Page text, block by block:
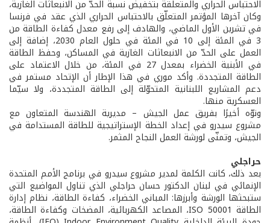
الاحتباس الحراري والمتعلقة بتخفيض نسبة الحدّ من الانبعاثات الغازية،
وكان آخرها المؤتمر المتعلّق بالاحتباس الحراري الذي عقد في فرنسا
في تشرين الأول الماضي، والهادف إلى رفع معدل كفاءة الطاقة من
3 في المئة إلى 10 في المئة في حلول العام 2030، إضافة إلى
العمل على الحدّ من الانبعاثات الغازية في المساكن، وحفظ الطاقة
في الأبنية الخضراء بمعدل 27 في المئة، من خلال الاعتماد على
الطاقة المتجددة. وأكد موري في هذا الإطار أن الإتحاد مستمر في
دعم المشاريع اللبنانية المتحوّلة إلى الطاقة المتجددة، ولا سيّما
العسكرية منها.
ونوّه أخيرًا بفريق عمل الجيش – مديرية الهندسة المتعاون مع
مشروع سيدرو في إعداد الخطة الإستراتيجية للطاقة المستدامة في
الجيش، وتمنّى لورشة العمل النجاح المثمر.
حراجلي
بعد ذلك، كانت الكلمة لمدير مشروع سيدرو في برنامج الأمم المتحدة
الإنمائي في لبنان الدكتور حسان حراجلي الذي تناول المواضيع التي
ستبحثها الورشة وأبرزها: المباني الخضراء، كفاءة الطاقة، نظام إدارة
الطاقة ISO 50001، المصاعد الكهربائية، المضخات وكفاءة الطاقة،